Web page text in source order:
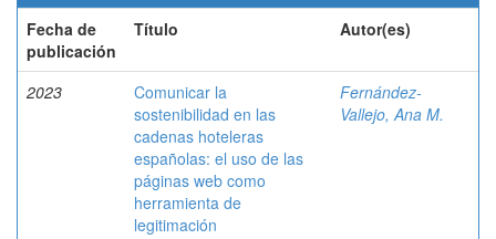
Fecha de
publicación
Título Autor(es)
2023
Comunicar la
sostenibilidad en las
cadenas hoteleras
españolas: el uso de las
páginas web como
herramienta de
legitimación
Fernández-
Vallejo, Ana M.